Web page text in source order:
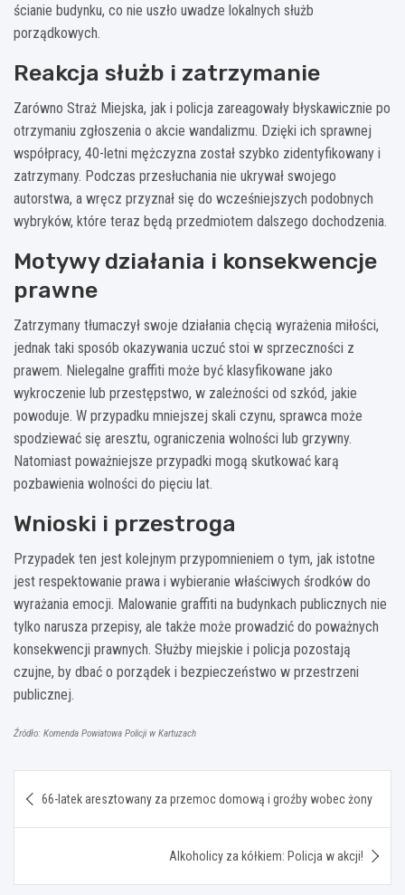
ścianie budynku, co nie uszło uwadze lokalnych służb
porządkowych.
Reakcja służb i zatrzymanie
Zarówno Straż Miejska, jak i policja zareagowały błyskawicznie po
otrzymaniu zgłoszenia o akcie wandalizmu. Dzięki ich sprawnej
współpracy, 40-letni mężczyzna został szybko zidentyfikowany i
zatrzymany. Podczas przesłuchania nie ukrywał swojego
autorstwa, a wręcz przyznał się do wcześniejszych podobnych
wybryków, które teraz będą przedmiotem dalszego dochodzenia.
Motywy działania i konsekwencje
prawne
Zatrzymany tłumaczył swoje działania chęcią wyrażenia miłości,
jednak taki sposób okazywania uczuć stoi w sprzeczności z
prawem. Nielegalne graffiti może być klasyfikowane jako
wykroczenie lub przestępstwo, w zależności od szkód, jakie
powoduje. W przypadku mniejszej skali czynu, sprawca może
spodziewać się aresztu, ograniczenia wolności lub grzywny.
Natomiast poważniejsze przypadki mogą skutkować karą
pozbawienia wolności do pięciu lat.
Wnioski i przestroga
Przypadek ten jest kolejnym przypomnieniem o tym, jak istotne
jest respektowanie prawa i wybieranie właściwych środków do
wyrażania emocji. Malowanie graffiti na budynkach publicznych nie
tylko narusza przepisy, ale także może prowadzić do poważnych
konsekwencji prawnych. Służby miejskie i policja pozostają
czujne, by dbać o porządek i bezpieczeństwo w przestrzeni
publicznej.
Źródło: Komenda Powiatowa Policji w Kartuzach
wpisu
66-latek aresztowany za przemoc domową i groźby wobec żony
Alkoholicy za kółkiem: Policja w akcji!